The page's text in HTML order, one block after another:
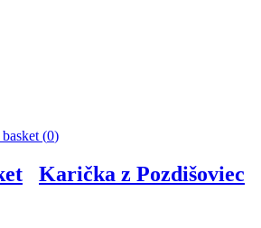
(0)
Karička z Pozdišoviec